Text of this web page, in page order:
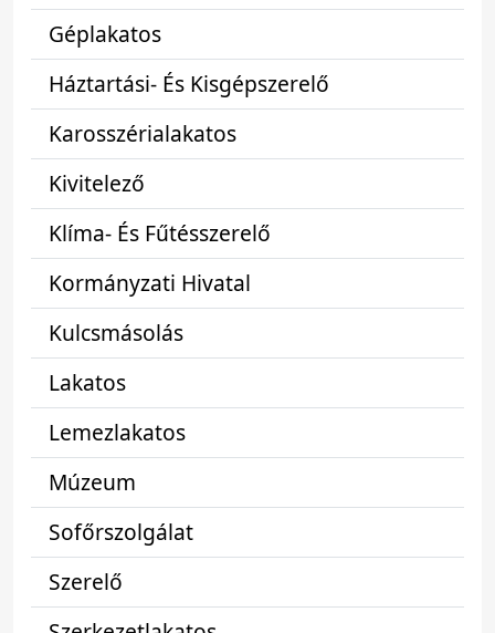
Géplakatos
Háztartási- És Kisgépszerelő
Karosszérialakatos
Kivitelező
Klíma- És Fűtésszerelő
Kormányzati Hivatal
Kulcsmásolás
Lakatos
Lemezlakatos
Múzeum
Sofőrszolgálat
Szerelő